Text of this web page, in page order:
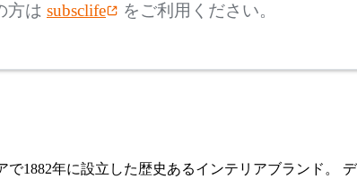
~
mm
方は subsclife をご利用ください。
で1882年に設立した歴史あるインテリアブランド。